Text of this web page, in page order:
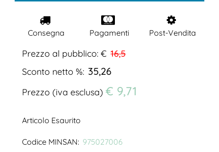
Consegna Pagamenti Post-Vendita
Prezzo al pubblico: € 16,5
Sconto netto %: 35,26
Prezzo (iva esclusa) € 9,71
Articolo Esaurito
Codice MINSAN: 975027006